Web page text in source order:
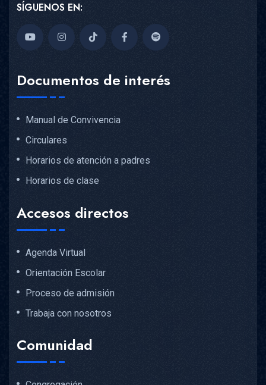
SÍGUENOS EN:
Documentos de interés
Manual de Convivencia
Circulares
Horarios de atención a padres
Horarios de clase
Accesos directos
Agenda Virtual
Orientación Escolar
Proceso de admisión
Trabaja con nosotros
Comunidad